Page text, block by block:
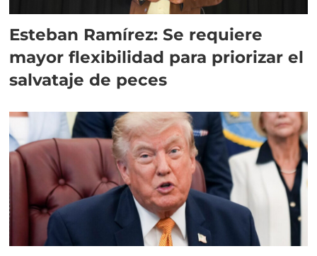
Esteban Ramírez: Se requiere
mayor flexibilidad para priorizar el
salvataje de peces